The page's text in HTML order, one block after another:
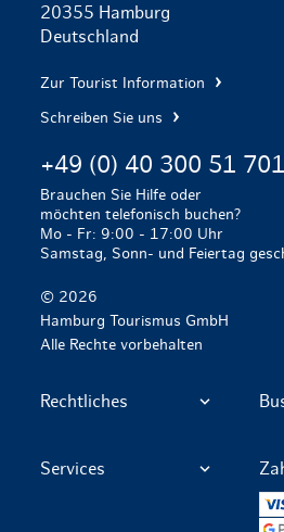
20355 Hamburg
Deutschland
Zur Tourist Information
Schreiben Sie uns
+49 (0) 40 300 51 701
Brauchen Sie Hilfe oder
möchten telefonisch buchen?
Mo - Fr: 9:00 - 17:00 Uhr
Samstag, Sonn- und Feiertag
© 2026
Hamburg Tourismus GmbH
Alle Rechte vorbehalten
Rechtliches
Services